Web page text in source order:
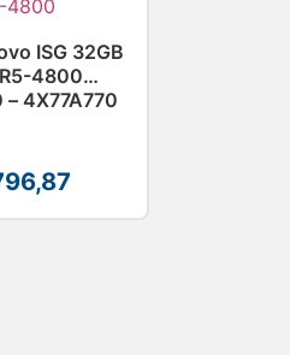
ISG 32GB
4800
4X77A770